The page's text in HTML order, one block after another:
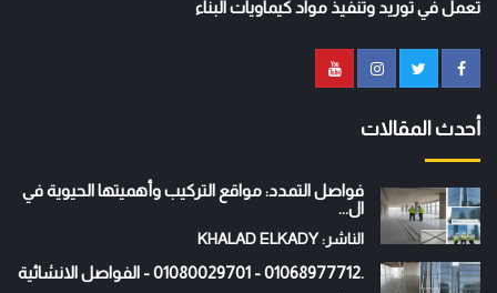
تعمل في توريد وتنفيذ مواد كيماويات البناء
أحدث المقالات
فواصل التمدد: مواقع التركيب وأهميتها الحيوية في
ال...
الناشر: KHALAD ELKADY
.01068977712 - 01080029701 - الفواصل الانشائية